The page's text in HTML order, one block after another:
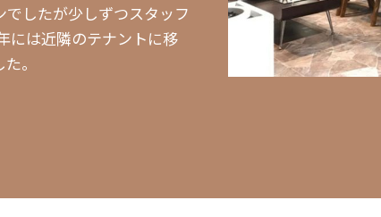
したが少しずつスタッフ
には近隣のテナントに移
。